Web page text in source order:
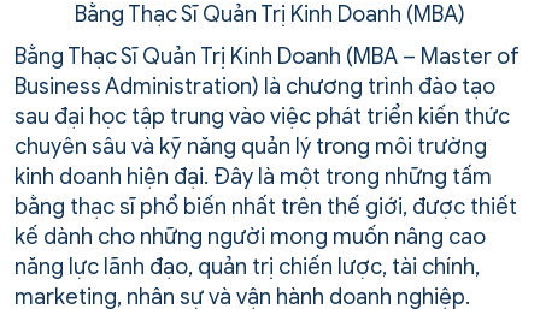
Bằng Thạc Sĩ Quản Trị Kinh Doanh (MBA)
Bằng Thạc Sĩ Quản Trị Kinh Doanh (MBA – Master of
Business Administration) là chương trình đào tạo
sau đại học tập trung vào việc phát triển kiến thức
chuyên sâu và kỹ năng quản lý trong môi trường
kinh doanh hiện đại. Đây là một trong những tấm
bằng thạc sĩ phổ biến nhất trên thế giới, được thiết
kế dành cho những người mong muốn nâng cao
năng lực lãnh đạo, quản trị chiến lược, tài chính,
marketing, nhân sự và vận hành doanh nghiệp.